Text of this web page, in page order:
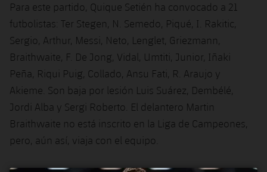
Para este partido, Quique Setién ha convocado a 21
futbolistas: Ter Stegen, N. Semedo, Piqué, I. Rakitic,
Sergio, Arthur, Messi, Neto, Lenglet, Griezmann,
Braithwaite, F. De Jong, Vidal, Umtiti, Junior, Iñaki
Peña, Riqui Puig, Collado, Ansu Fati, R. Araujo y
Akieme. Son baja por lesión Luis Suárez, Dembélé,
Jordi Alba y Sergi Roberto. El delantero Martin
Braithwaite no está inscrito en la Liga de Campeones,
pero, aún así, viaja con el equipo.